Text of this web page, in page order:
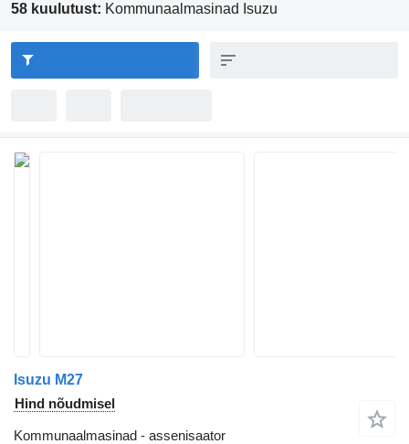
58 kuulutust: Kommunaalmasinad Isuzu
Isuzu M27
Hind nõudmisel
Kommunaalmasinad - assenisaator